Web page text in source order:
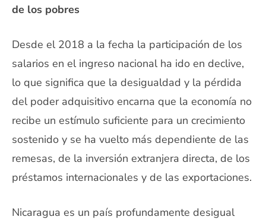
de los pobres
Desde el 2018 a la fecha la participación de los
salarios en el ingreso nacional ha ido en declive,
lo que significa que la desigualdad y la pérdida
del poder adquisitivo encarna que la economía no
recibe un estímulo suficiente para un crecimiento
sostenido y se ha vuelto más dependiente de las
remesas, de la inversión extranjera directa, de los
préstamos internacionales y de las exportaciones.
Nicaragua es un país profundamente desigual